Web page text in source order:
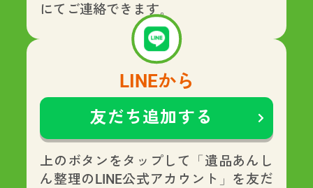
にてご連絡できます。
LINEから
友だち追加する
上のボタンをタップして「遺品あんし
ん整理のLINE公式アカウント」を友だ